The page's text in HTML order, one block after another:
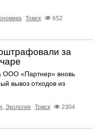
Томск
652
за
ООО «Партнер» вновь
вывоз отходов из
Экология Томск
2304